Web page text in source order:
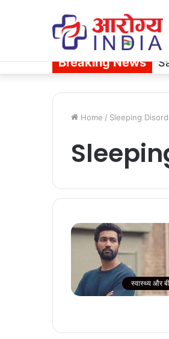
Breaking News
Home / Sleeping
स्वास्थ्य और